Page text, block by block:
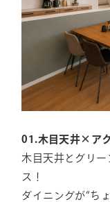
01.木目天井×ア
木目天井とグリ
ス！
ダイニングが“ち